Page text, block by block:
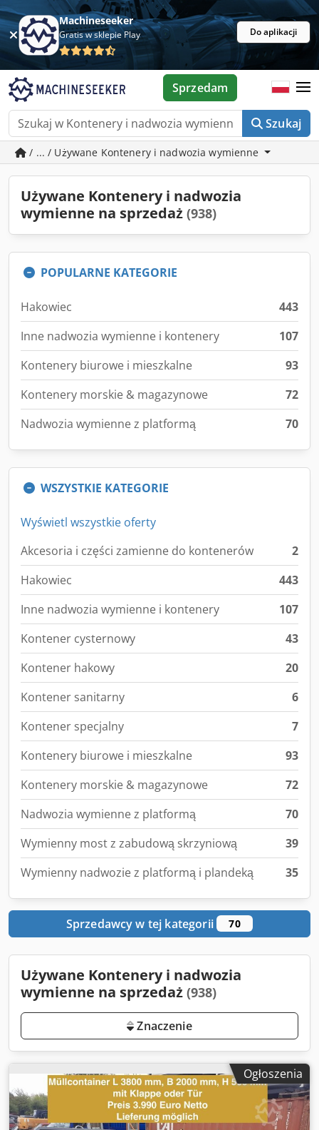
Machineseeker
Gratis w sklepie Play Do aplikacji
Szukaj
Sprzedam
/ ... / Używane Kontenery i nadwozia wymienne
Używane Kontenery i nadwozia
wymienne na sprzedaż (938)
POPULARNE KATEGORIE
Hakowiec
443
Inne nadwozia wymienne i kontenery
107
Kontenery biurowe i mieszkalne
93
Kontenery morskie & magazynowe
72
Nadwozia wymienne z platformą
70
WSZYSTKIE KATEGORIE
Wyświetl wszystkie oferty
Akcesoria i części zamienne do kontenerów
2
Hakowiec
443
Inne nadwozia wymienne i kontenery
107
Kontener cysternowy
43
Kontener hakowy
20
Kontener sanitarny
6
Kontener specjalny
7
Kontenery biurowe i mieszkalne
93
Kontenery morskie & magazynowe
72
Nadwozia wymienne z platformą
70
Wymienny most z zabudową skrzyniową
39
Wymienny nadwozie z platformą i plandeką
35
Sprzedawcy w tej kategorii 70
Używane Kontenery i nadwozia
wymienne na sprzedaż (938)
Znaczenie
Ogłoszenia